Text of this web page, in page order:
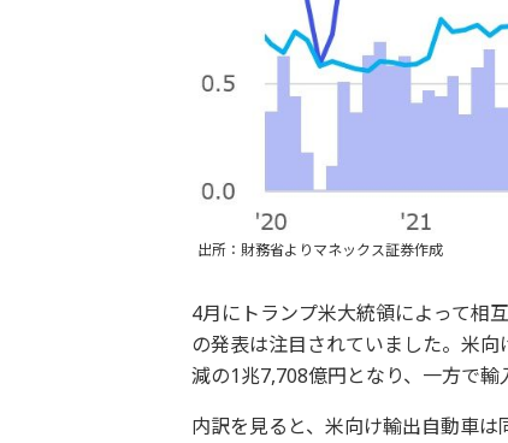
出所：財務省よりマネックス証券作成
4月にトランプ米大統領によって相
の発表は注目されていました。米
減の1兆7,708億円となり、一方で輸
内訳を見ると、米向け輸出自動車